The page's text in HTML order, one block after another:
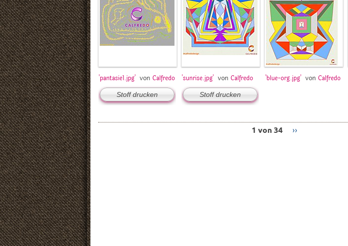
'pantasie1.jpg' vonCalfredo
Stoff drucken
'sunrise.jpg' vonCalfredo
Stoff drucken
'blue-org.jpg' von Calfredo
1 von 34 ››